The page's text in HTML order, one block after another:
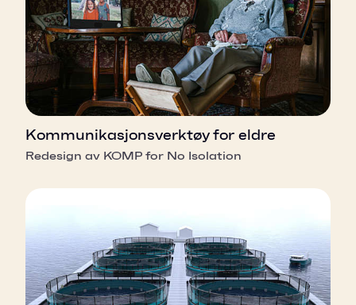
Kommunikasjonsverktøy for eldre
Redesign av KOMP for No Isolation